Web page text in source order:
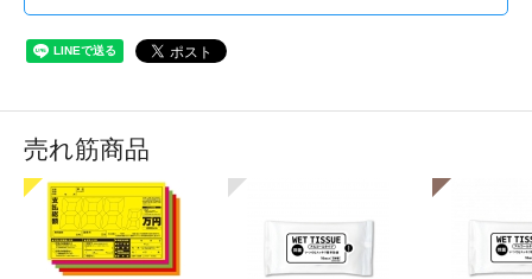
売れ筋商品